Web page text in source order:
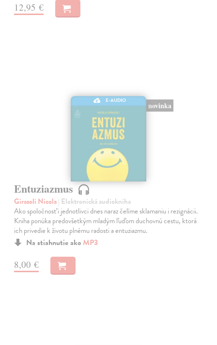
12,95 €
E-AUDIO
novinka
Entuziazmus
Girasoli Nicola| Elektronická audiokniha
Ako spoločnosť i jednotlivci dnes naraz čelíme sklamaniu i rezignácii.
Kniha ponúka predovšetkým mladým ľuďom duchovnú cestu, ktorá
ich privedie k životu plnému radosti a entuziazmu.
Na stiahnutie ako MP3
8,00 €